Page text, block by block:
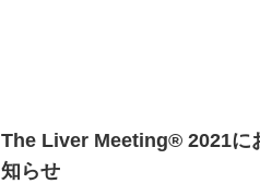
The Liver Meeting® 2021に
知らせ